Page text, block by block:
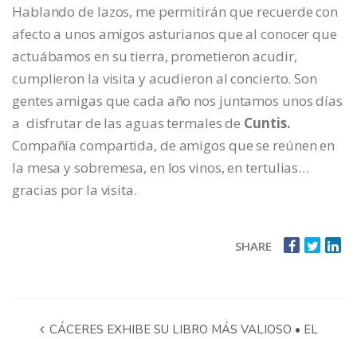
Hablando de lazos, me permitirán que recuerde con
afecto a unos amigos asturianos que al conocer que
actuábamos en su tierra, prometieron acudir,
cumplieron la visita y acudieron al concierto. Son
gentes amigas que cada año nos juntamos unos días
a disfrutar de las aguas termales de Cuntis.
Compañía compartida, de amigos que se reúnen en
la mesa y sobremesa, en los vinos, en tertulias…
gracias por la visita.
SHARE
CÁCERES EXHIBE SU LIBRO MÁS VALIOSO • EL